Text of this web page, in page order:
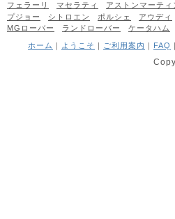
フェラーリ
マセラティ アストンマーティ
プジョー
シトロエン ポルシェ アウディ
MGローバー
ランドローバー ケータハム
ホーム ｜ ようこそ ｜ ご利用案内 ｜ FAQ ｜